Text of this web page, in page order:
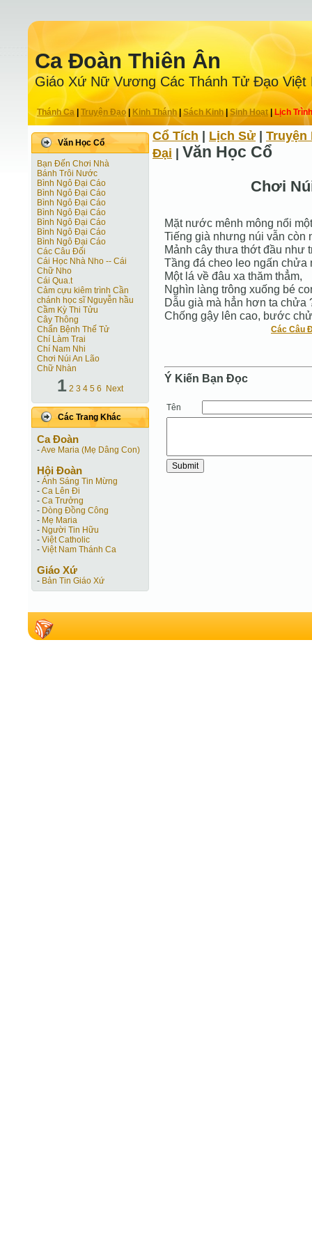
Ca Ðoàn Thiên Ân
Giáo Xứ Nữ Vương Các Thánh Tử Ðạo Việt
Thánh Ca Truyện Ðạo| Kinh Thánh Sách Kinh|Sinh Hoạt| Lịch Trình
Văn Học Cổ
Bạn Đến Chơi Nhà
Bánh Trôi Nước
Bình Ngô Đại Cáo
Bình Ngô Đại Cáo
Bình Ngô Đại Cáo
Bình Ngô Đại Cáo
Bình Ngô Đại Cáo
Bình Ngô Đại Cáo
Bình Ngô Đại Cáo
Các Câu Đối
Cái Học Nhà Nho -- Cái
Chữ Nho
Cái Qua.t
Cảm cựu kiêm trình Cần
chánh học sĩ Nguyễn hầu
Cầm Kỳ Thi Tửu
Cây Thông
Chẩn Bệnh Thế Tử
Chí Làm Trai
Chí Nam Nhi
Chơi Núi An Lão
Chữ Nhàn
1 2 3 4 5 6 Next
Các Trang Khác
Ca Ðoàn
-Ave Maria (Mẹ Dâng Con)
Hội Ðoàn
- Ánh Sáng Tin Mừng
- Ca Lên Đi
- Ca Trưởng
- Dòng Đồng Công
- Mẹ Maria
- Người Tin Hữu
- Việt Catholic
- Việt Nam Thánh Ca
Giáo Xứ
- Bản Tin Giáo Xứ
Cổ Tích Lịch Sử
Truyện
Ðại
Văn Học Cổ
Chơi
Mặt nước mênh mông nổi
Tiếng già nhưng núi vẫn còn
Mảnh cây thưa thớt đầu như
Tầng đá cheo leo ngấn chửa
Một lá về đâu xa thăm thẳm,
Nghìn làng trông xuống bé
Dẫu già mà hẳn hơn ta chửa
Chống gậy lên cao, bước
Các Câu
Ý Kiến Bạn Ðọc
Tên